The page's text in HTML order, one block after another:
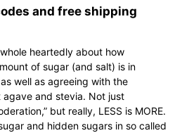
and free shipping
heartedly about how
of sugar (and salt) is in
well as agreeing with the
agave and stevia. Not just
but really, LESS is MORE.
and hidden sugars in so called